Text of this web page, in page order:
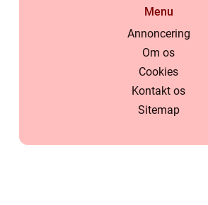
Menu
Annoncering
Om os
Cookies
Kontakt os
Sitemap